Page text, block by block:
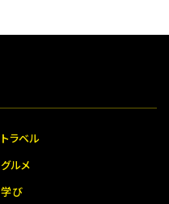
トラベル
グルメ
学び